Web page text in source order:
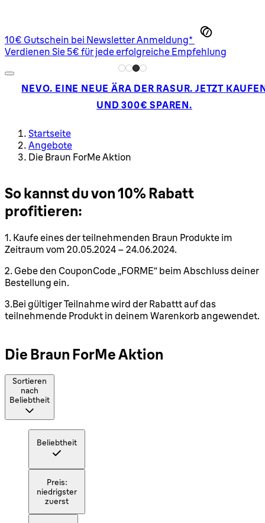
10€ Gutschein bei Newsletter Anmeldung*
Verdienen Sie 5€ für jede erfolgreiche Empfehlung
NEVO. EINE NEUE ÄRA DER RASUR. JETZT
UND 300€ SPAREN.
Startseite
Angebote
Die Braun ForMe Aktion
So kannst du von 10% Rabatt
profitieren:
1. Kaufe eines der teilnehmenden Braun Produkte im
Zeitraum vom 20.05.2024 – 24.06.2024.
2. Gebe den CouponCode „FORME“ beim Abschluss deiner
Bestellung ein.
3.Bei gültiger Teilnahme wird der Rabattt auf das
teilnehmende Produkt in deinem Warenkorb angewendet.
Die Braun ForMe Aktion
Sortieren
nach
Beliebtheit
Beliebtheit
Preis:
niedrigster
zuerst